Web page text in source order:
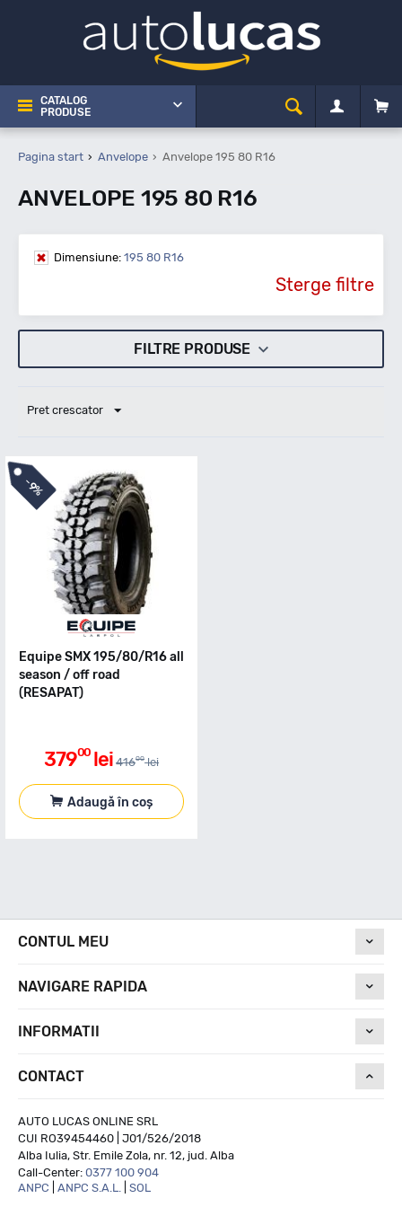
CATALOG
PRODUSE
Pagina start Anvelope Anvelope 195 80 R16
ANVELOPE 195 80 R16
Dimensiune: 195 80 R16
Sterge filtre
FILTRE PRODUSE
Pret crescator
-
9%
Equipe SMX 195/80/R16 all
season / off road
(RESAPAT)
37900 lei 41600 lei
Adaugă în coș
CONTUL MEU
NAVIGARE RAPIDA
INFORMATII
CONTACT
AUTO LUCAS ONLINE SRL
CUI RO39454460 | J01/526/2018
Alba Iulia, Str. Emile Zola, nr. 12, jud. Alba
Call-Center: 0377 100 904
ANPC
ANPC S.A.L. SOL